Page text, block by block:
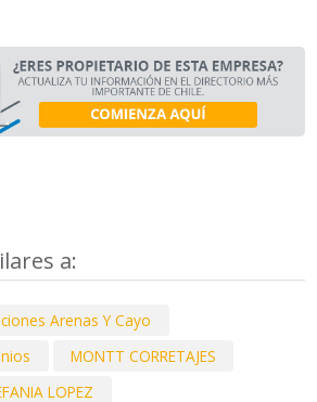
a:
Arenas Y Cayo
MONTT CORRETAJES
LOPEZ